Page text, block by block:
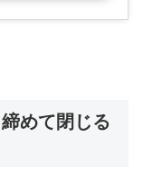
めて閉じる